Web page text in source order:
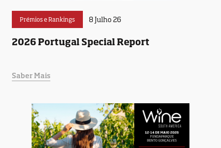
Prémios e Rankings 8 Julho 26
2026 Portugal Special Report
Saber Mais